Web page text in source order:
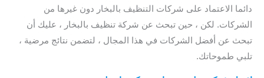
دائما الاعتماد على شركات التنظيف بالبخار دون غيرها من
الشركات. لكن ، حين تبحث عن شركة تنظيف بالبخار ، عليك أن
تبحث عن أفضل الشركات في هذا المجال ، لتضمن نتائج مرضية ،
تلبي طموحاتك.